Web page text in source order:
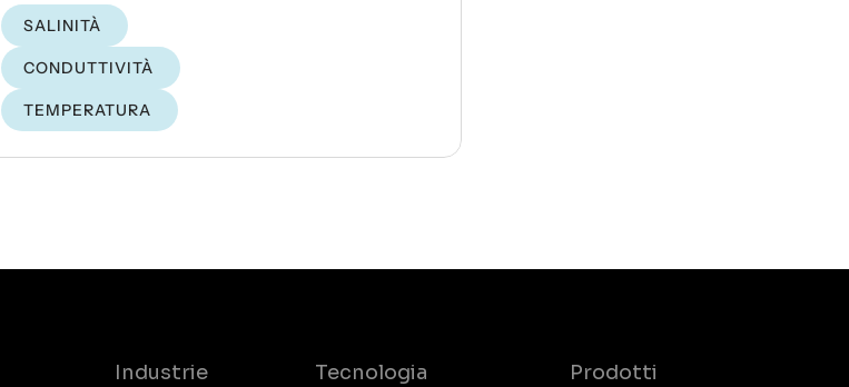
precise di conducibilità e salinità in ambienti
difficili.
SALINITÀ
CONDUTTIVITÀ
TEMPERATURA
Industrie Tecnologia Prodotti